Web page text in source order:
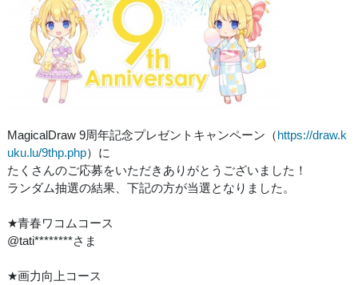
MagicalDraw 9周年記念プレゼントキャンペーン（https://draw.k
uku.lu/9thp.php）に
たくさんのご応募をいただきありがとうございました！
ランダム抽選の結果、下記の方が当選となりました。
★青春ワコムコース
@tati********さま
★画力向上コース